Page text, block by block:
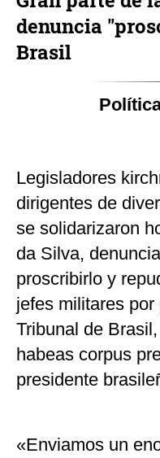
denuncia
Brasil
Legisladores
dirigentes de
se solidarizaron
da Silva,
proscribirlo y
jefes militares
Tribunal de
habeas corpus
presidente
«Enviamos un